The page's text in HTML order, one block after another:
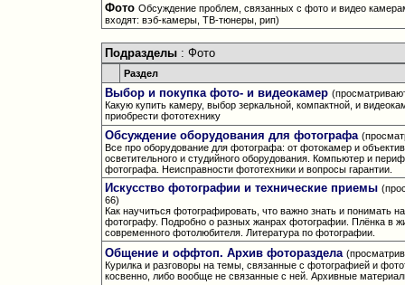
Фото Обсуждение проблем, связанных с фото и видео
входят: вэб-камеры, ТВ-тюнеры, рип)
Подразделы: Фото
Раздел
Выбор и покупка фото- и видеокамер
Какую купить камеру, выбор зеркальной, компактной, и
приобрести фототехнику
Обсуждение оборудования для фотографа
Все про оборудование для фотографа: от фотокамер и
осветительного и студийного оборудования. Компьютер и
фотографа. Неисправности фототехники и вопросы гарантии.
Искусство фотографии и технические приемы
66)
Как научиться фотографировать, что важно знать и понимать
фотографу. Подробно о разных жанрах фотографии. Плёнка в
современного фотолюбителя. Литература по фотографии.
Общение и оффтоп. Архив фотораздела
Курилка и разговоры на темы, связанные с фотографией и
косвенно, либо вообще не связанные с ней. Архивные